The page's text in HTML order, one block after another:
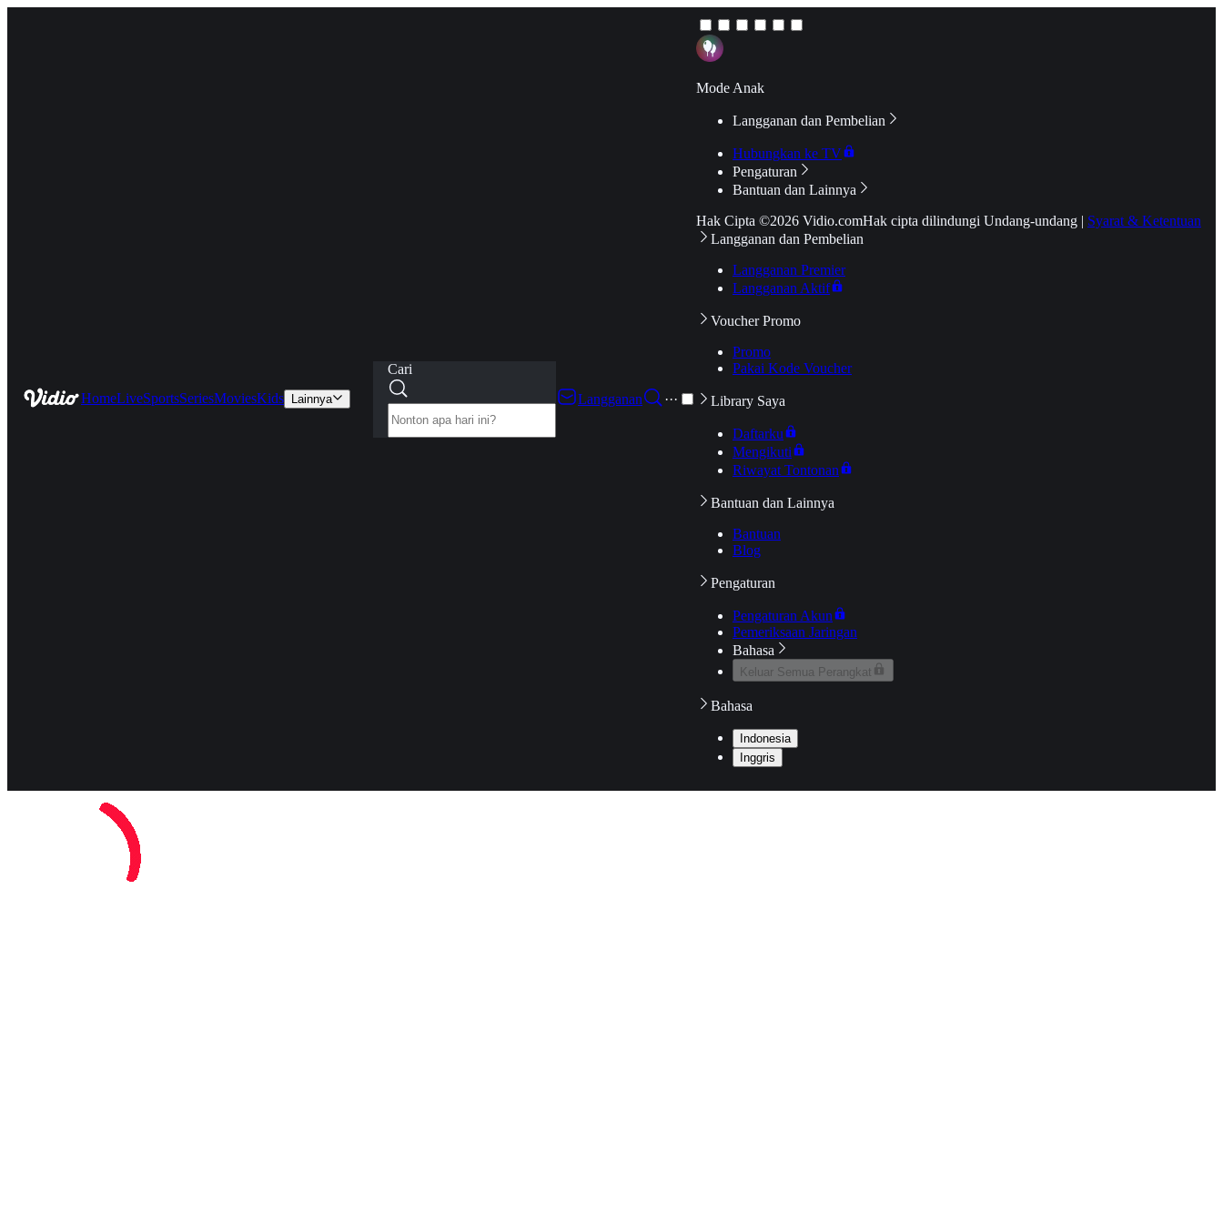
HomeLiveSportsSeriesMoviesKids Lainnya
Cari
Langganan
···
Mode Anak
Langganan dan Pembelian
Hubungkan ke TV
Pengaturan
Bantuan dan Lainnya
Hak Cipta ©2026 Vidio.comHak cipta dilindungi Undang-undang | Syarat & Ketentuan
Langganan dan Pembelian
Langganan Premier
Langganan Aktif
Voucher Promo
Promo
Pakai Kode Voucher
Library Saya
Daftarku
Mengikuti
Riwayat Tontonan
Bantuan dan Lainnya
Bantuan
Blog
Pengaturan
Pengaturan Akun
Pemeriksaan Jaringan
Bahasa
Keluar Semua Perangkat
Bahasa
Indonesia
Inggris